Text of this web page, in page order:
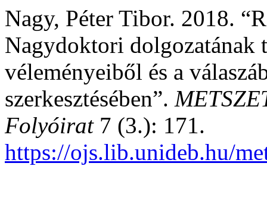
Nagy, Péter Tibor. 2018.
Nagydoktori dolgozatának
véleményeiből és a
szerkesztésében”.
Folyóirat7 (3.): 171.
https://ojs.lib.unideb.hu/